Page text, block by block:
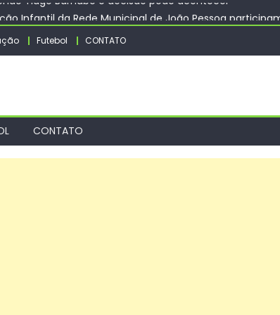
Infantil da Rede Municipal de João Pessoa
atenderá o seguinte bairro neste sábado, (08)
discutem os desafios pós implementação do ECA
Móvel atenderá no Parque São Bento na próxima
Tiago Barnabé e decisão pode acontecer
Futebol CONTATO
CONTATO